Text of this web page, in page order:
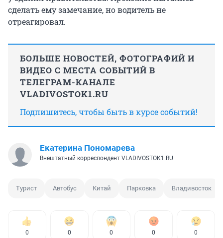
сделать ему замечание, но водитель не
отреагировал.
БОЛЬШЕ НОВОСТЕЙ, ФОТОГРАФИЙ И
ВИДЕО С МЕСТА СОБЫТИЙ В
ТЕЛЕГРАМ-КАНАЛЕ
VLADIVOSTOK1.RU
Подпишитесь, чтобы быть в курсе событий!
Екатерина Пономарева
Внештатный корреспондент VLADIVOSTOK1.RU
Турист Автобус Китай Парковка Владивосток
0 0 0 0 0